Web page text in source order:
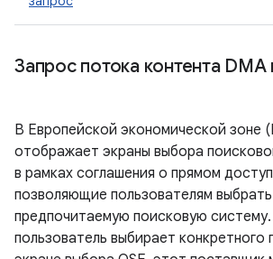
Запрос потока контента DMA
В Европейской экономической зоне
отображает экраны выбора
в рамках соглашения о прямом
позволяющие пользователям выбрать
предпочитаемую поисковую
пользователь выбирает конкретного